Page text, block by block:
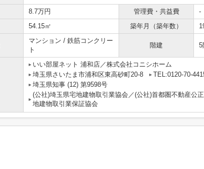
8.7万円 管理費・共益費
-
54.15㎡ 築年月（築年数）
マンション / 鉄筋コンクリー
ト
階建 5
いい部屋ネット 浦和店／株式会社コニシホーム
埼玉県さいたま市浦和区東高砂町20-8
TEL:0120-70-
埼玉県知事 (12) 第9598号
(公社)埼玉県宅地建物取引業協会／(公社)首都圏不動産公
地建物取引業保証協会